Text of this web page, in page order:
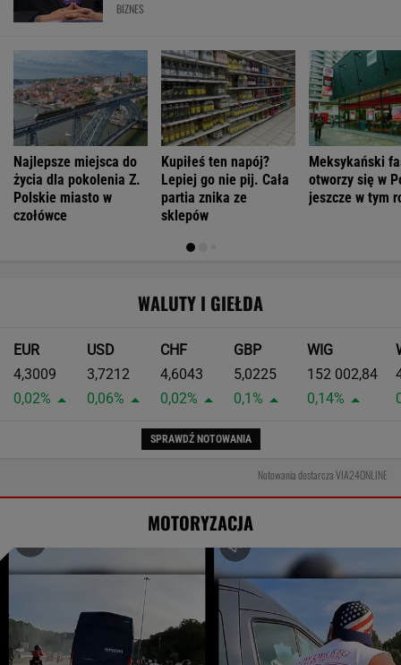
BIZNES
Najlepsze miejsca do
życia dla pokolenia Z.
Polskie miasto w
czołówce
Kupiłeś ten napój?
Lepiej go nie pij. Cała
partia znika ze
sklepów
Meksykański
otworzy się w
jeszcze w tym
WALUTY I GIEŁDA
EUR
4,3009
0,02%
USD
3,7212
0,06%
CHF
4,6043
0,02%
GBP
5,0225
0,1%
WIG
152 002,84
0,14%
SPRAWDŹ NOTOWANIA
Notowania dostarcza VIA24ONLINE
MOTORYZACJA